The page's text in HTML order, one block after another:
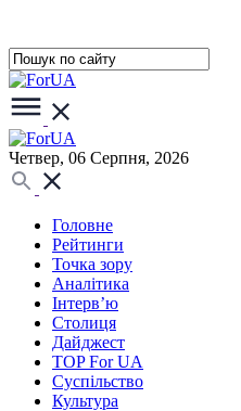
Четвер, 06 Серпня, 2026
Головне
Рейтинги
Точка зору
Аналітика
Інтерв’ю
Столиця
Дайджест
TOP For UA
Суспiльство
Культура